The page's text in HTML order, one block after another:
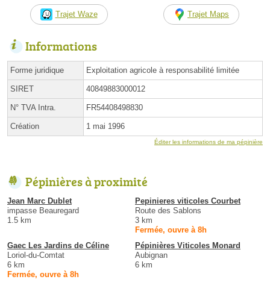
Trajet Waze Trajet Maps
Informations
Forme juridique Exploitation agricole à responsabilité limitée
SIRET 40849883000012
N° TVA Intra. FR54408498830
Création 1 mai 1996
Éditer les informations de ma pépinière
Pépinières à proximité
Jean Marc Dublet
impasse Beauregard
1.5 km
Pepinieres viticoles Courbet
Route des Sablons
3 km
Fermée, ouvre à 8h
Gaec Les Jardins de Céline
Loriol-du-Comtat
6 km
Fermée, ouvre à 8h
Pépinières Viticoles Monard
Aubignan
6 km